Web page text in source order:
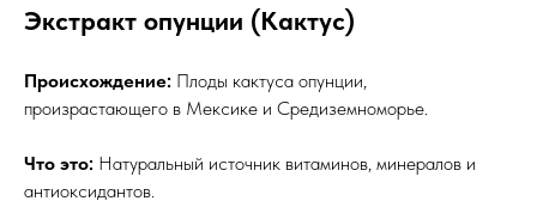
Экстракт опунции (Кактус)
Происхождение: Плоды кактуса опунции,
произрастающего в Мексике и Средиземноморье.
Что это: Натуральный источник витаминов, минералов и
антиоксидантов.